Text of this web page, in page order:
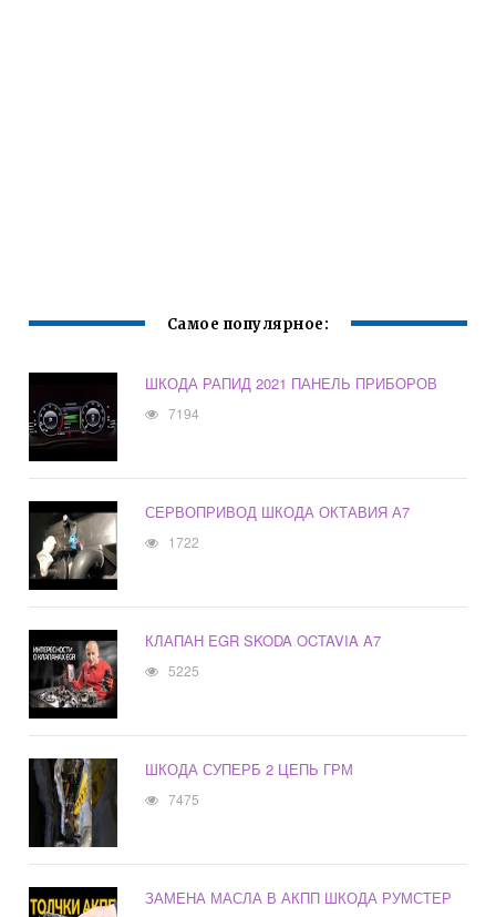
Самое популярное:
ШКОДА РАПИД 2021 ПАНЕЛЬ ПРИБОРОВ
7194
СЕРВОПРИВОД ШКОДА ОКТАВИЯ А7
1722
КЛАПАН EGR SKODA OCTAVIA A7
5225
ШКОДА СУПЕРБ 2 ЦЕПЬ ГРМ
7475
ЗАМЕНА МАСЛА В АКПП ШКОДА РУМСТЕР